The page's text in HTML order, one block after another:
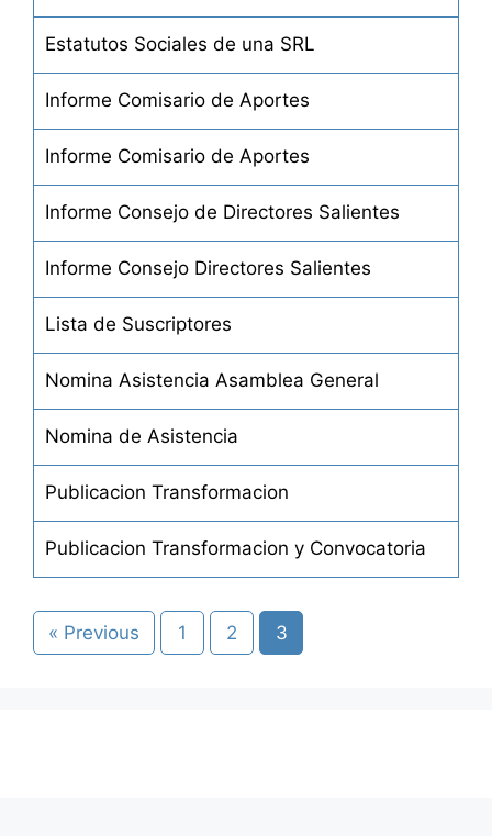
Estatutos Sociales de una SRL
Informe Comisario de Aportes
Informe Comisario de Aportes
Informe Consejo de Directores Salientes
Informe Consejo Directores Salientes
Lista de Suscriptores
Nomina Asistencia Asamblea General
Nomina de Asistencia
Publicacion Transformacion
Publicacion Transformacion y Convocatoria
« Previous 1 2 3